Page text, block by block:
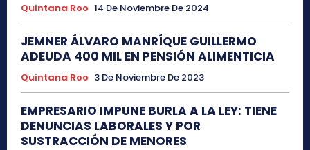
Quintana Roo 14 De Noviembre De 2024
JEMNER ÁLVARO MANRÍQUE GUILLERMO
ADEUDA 400 MIL EN PENSIÓN ALIMENTICIA
Quintana Roo 3 De Noviembre De 2023
EMPRESARIO IMPUNE BURLA A LA LEY: TIENE
DENUNCIAS LABORALES Y POR
SUSTRACCIÓN DE MENORES